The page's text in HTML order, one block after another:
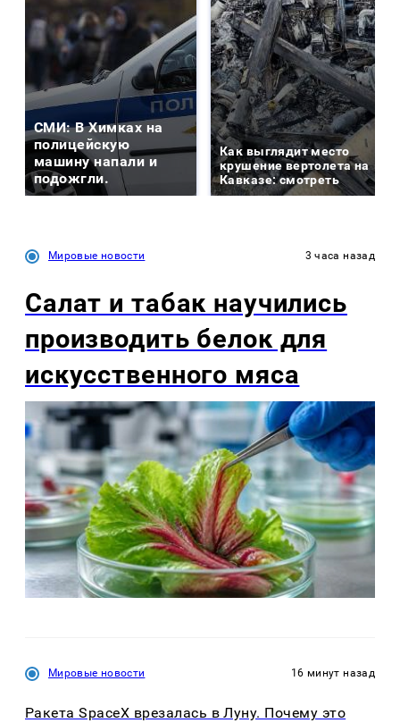
СМИ: В Химках на
полицейскую
машину напали и
подожгли.
Как выглядит место
крушение вертолета на
Кавказе: смотреть
Мировые новости 3 часа назад
Салат и табак научились
производить белок для
искусственного мяса
Мировые новости 16 минут назад
Ракета SpaceX врезалась в Луну. Почему это